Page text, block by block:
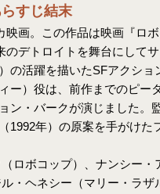
すじ結末
映画。この作品は映画『ロボ
のデトロイトを舞台にしてサ
の活躍を描いたSFアクショ
ー）役は、前作までのピー
ン・バークが演じました。
1992年）の原案を手がけた
ロボコップ）、ナンシー・
・ヘネシー（マリー・ラザ